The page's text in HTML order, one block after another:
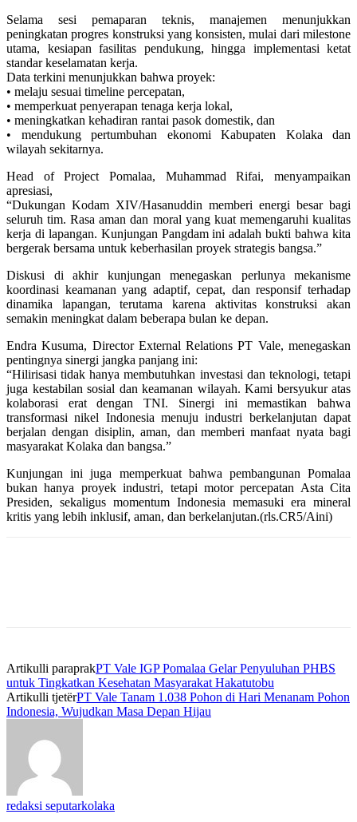
Selama sesi pemaparan teknis, manajemen menunjukkan
peningkatan progres konstruksi yang konsisten, mulai dari milestone
utama, kesiapan fasilitas pendukung, hingga implementasi ketat
standar keselamatan kerja.
Data terkini menunjukkan bahwa proyek:
• melaju sesuai timeline percepatan,
• memperkuat penyerapan tenaga kerja lokal,
• meningkatkan kehadiran rantai pasok domestik, dan
• mendukung pertumbuhan ekonomi Kabupaten Kolaka dan
wilayah sekitarnya.
Head of Project Pomalaa, Muhammad Rifai, menyampaikan
apresiasi,
“Dukungan Kodam XIV/Hasanuddin memberi energi besar bagi
seluruh tim. Rasa aman dan moral yang kuat memengaruhi kualitas
kerja di lapangan. Kunjungan Pangdam ini adalah bukti bahwa kita
bergerak bersama untuk keberhasilan proyek strategis bangsa.”
Diskusi di akhir kunjungan menegaskan perlunya mekanisme
koordinasi keamanan yang adaptif, cepat, dan responsif terhadap
dinamika lapangan, terutama karena aktivitas konstruksi akan
semakin meningkat dalam beberapa bulan ke depan.
Endra Kusuma, Director External Relations PT Vale, menegaskan
pentingnya sinergi jangka panjang ini:
“Hilirisasi tidak hanya membutuhkan investasi dan teknologi, tetapi
juga kestabilan sosial dan keamanan wilayah. Kami bersyukur atas
kolaborasi erat dengan TNI. Sinergi ini memastikan bahwa
transformasi nikel Indonesia menuju industri berkelanjutan dapat
berjalan dengan disiplin, aman, dan memberi manfaat nyata bagi
masyarakat Kolaka dan bangsa.”
Kunjungan ini juga memperkuat bahwa pembangunan Pomalaa
bukan hanya proyek industri, tetapi motor percepatan Asta Cita
Presiden, sekaligus momentum Indonesia memasuki era mineral
kritis yang lebih inklusif, aman, dan berkelanjutan.(rls.CR5/Aini)
Artikulli paraprakPT Vale IGP Pomalaa Gelar Penyuluhan PHBS
untuk Tingkatkan Kesehatan Masyarakat Hakatutobu
Artikulli tjetërPT Vale Tanam 1.038 Pohon di Hari Menanam Pohon
Indonesia, Wujudkan Masa Depan Hijau
redaksi seputarkolaka